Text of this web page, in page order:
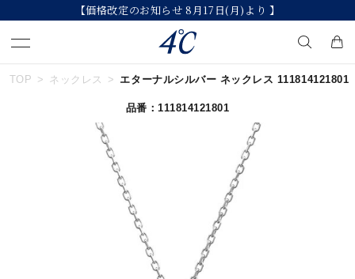
【価格改定のお知らせ 8月17日(月)より 】
キーワードで検索する
人気検索キーワード
#eギフト #ハーフエタニティリング
#メンズ ネックレス
TOP ネックレス エターナルシルバー ネックレス 111814121801
品番：111814121801